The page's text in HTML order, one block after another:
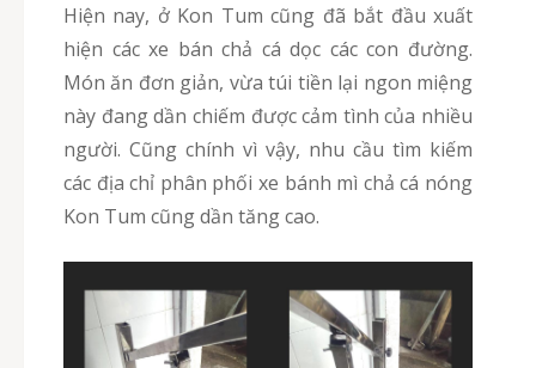
Hiện nay, ở Kon Tum cũng đã bắt đầu xuất
hiện các xe bán chả cá dọc các con đường.
Món ăn đơn giản, vừa túi tiền lại ngon miệng
này đang dần chiếm được cảm tình của nhiều
người. Cũng chính vì vậy, nhu cầu tìm kiếm
các địa chỉ phân phối xe bánh mì chả cá nóng
Kon Tum cũng dần tăng cao.